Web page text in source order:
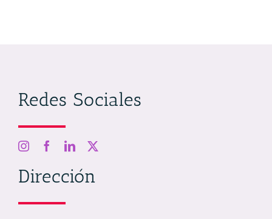
Redes Sociales
Dirección